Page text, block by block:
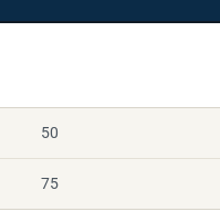
50
75